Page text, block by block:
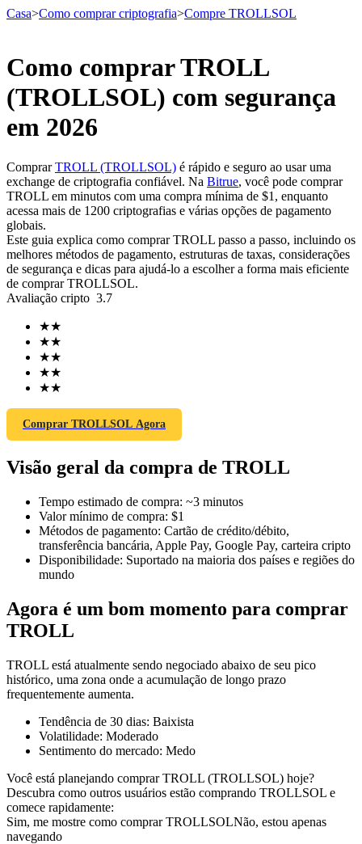
Futuros
Futuros de USDT
Futuros usando USDT como garantia
Futuros de criptomoeda
TradFi
Derivativos de ações, câmbio, metais preciosos e commodities
Futuros de USDC
Futuros usando USDC como garantia
Casa>Como comprar criptografia>Compre TROLLSOL
Como comprar TROLL
(TROLLSOL) com segurança
em 2026
ComprarTROLL (TROLLSOL) é rápido e seguro ao usar uma
exchange de criptografia confiável. Na Bitrue, você pode comprar
TROLL em minutos com uma compra mínima de $1, enquanto
acessa mais de 1200 criptografias e várias opções de pagamento
globais.
Este guia explica como comprar TROLL passo a passo, incluindo os
melhores métodos de pagamento, estruturas de taxas, considerações
de segurança e dicas para ajudá-lo a escolher a forma mais eficiente
de comprar TROLLSOL.
Avaliação cripto 3.7
★★
★★
★★
★★
★★
Comprar TROLLSOL Agora
Visão geral da compra de TROLL
Tempo estimado de compra: ~3 minutos
Valor mínimo de compra: $1
Métodos de pagamento: Cartão de crédito/débito,
transferência bancária, Apple Pay, Google Pay, carteira cripto
Disponibilidade: Suportado na maioria dos países e regiões do
mundo
Agora é um bom momento para comprar
TROLL
TROLL está atualmente sendo negociado abaixo de seu pico
histórico, uma zona onde a acumulação de longo prazo
frequentemente aumenta.
Tendência de 30 dias: Baixista
Volatilidade: Moderado
Sentimento do mercado: Medo
Você está planejando comprar TROLL (TROLLSOL) hoje?
Descubra como outros usuários estão comprando TROLLSOL e
comece rapidamente:
Sim, me mostre como comprar TROLLSOLNão, estou apenas
navegando